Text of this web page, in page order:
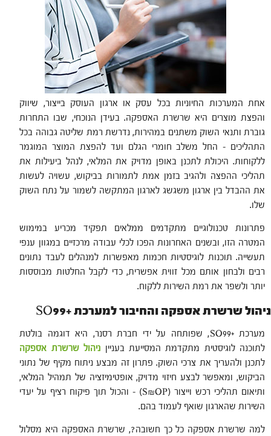
אחת המערכות החיוניות בכל עסק או ארגון העוסק בייצור, שיווק
והפצת מוצרים היא שרשרת האספקה. בעידן הנוכחי, שבו התחרות
גוברת ותנאי השוק משתנים במהירות, נדרשת רמת שליטה גבוהה בכל
התהליכים – החל משלב חומרי הגלם ועד להפצת המוצר המוגמר
ללקוחות. היכולת לתכנן באופן מדויק את המלאי, לנהל ביעילות את
תהליכי ההפצה ולהגיב בזמן אמת לתמורות בביקוש, עשויה לעשות
את ההבדל בין ארגון משגשג לארגון המתקשה לשמור על נתח השוק
שלו.
פתרונות טכנולוגיים מתקדמים ממלאים תפקיד מכריע במימוש
המטרה הזו, ובשנים האחרונות הפכו לכלי עבודה מרכזיים במגוון ענפי
תעשייה. תוכנות לוגיסטיות חכמות מאפשרות למנהלים לעבד נתונים
רבים ולבחון אותם מכל זווית אפשרית, כדי לקבל החלטות מבוססות
יותר ולשפר את רמת השירות ללקוח.
ניהול שרשרת אספקה והחיבור למערכת +SO99
מערכת +SO99, שפותחה על ידי חברת רסנר, היא דוגמה בולטת
לתוכנה לוגיסטית מתקדמת המסייעת בעניין ניהול שרשרת אספקה
לתכנן ולהעריך את צרכי השוק. פתרון זה מבצע ניתוח מקיף של נתוני
הביקוש, ומאפשר לבצע חיזוי מדויק, אופטימיזציה של תמהיל המלאי,
ותיאום תהליכי רכש וייצור (S&OP) – והכול תוך פיקוח רציף על יעדי
השירות שהארגון שואף לעמוד בהם.
למה שרשרת אספקה כל כך חשובה?, שרשרת האספקה היא מסלול